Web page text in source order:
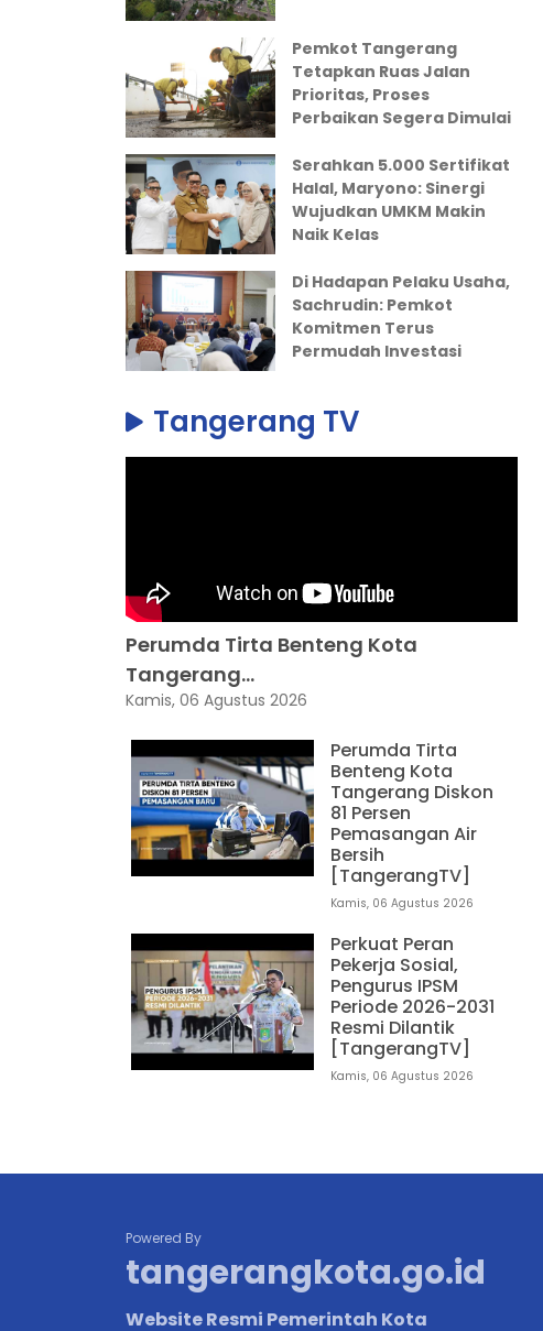
Pemkot Tangerang
Tetapkan Ruas Jalan
Prioritas, Proses
Perbaikan Segera Dimulai
Serahkan 5.000 Sertifikat
Halal, Maryono: Sinergi
Wujudkan UMKM Makin
Naik Kelas
Di Hadapan Pelaku Usaha,
Sachrudin: Pemkot
Komitmen Terus
Permudah Investasi
Tangerang TV
Perumda Tirta Benteng Kota
Tangerang...
Kamis, 06 Agustus 2026
Perumda Tirta
Benteng Kota
Tangerang Diskon
81 Persen
Pemasangan Air
Bersih
[TangerangTV]
Kamis, 06 Agustus 2026
Perkuat Peran
Pekerja Sosial,
Pengurus IPSM
Periode 2026-2031
Resmi Dilantik
[TangerangTV]
Kamis, 06 Agustus 2026
Powered By
tangerangkota.go.id
Website Resmi Pemerintah Kota